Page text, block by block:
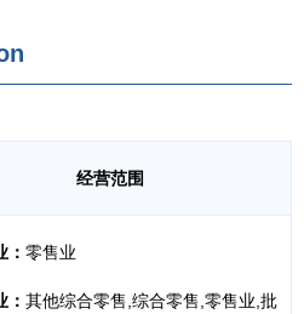
经营范围
： 零售业
： 其他综合零售,综合零售,零售业,批